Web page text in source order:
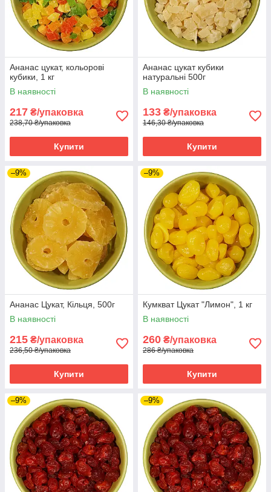
Ананас цукат, кольорові
кубики, 1 кг
В наявності
217 ₴/упаковка
238,70 ₴/упаковка
Купити
Ананас цукат кубики
натуральні 500г
В наявності
133 ₴/упаковка
146,30 ₴/упаковка
Купити
–9%
Ананас Цукат, Кільця, 500г
В наявності
215 ₴/упаковка
236,50 ₴/упаковка
Купити
–9%
Кумкват Цукат "Лимон", 1 кг
В наявності
260 ₴/упаковка
286 ₴/упаковка
Купити
–9% –9%